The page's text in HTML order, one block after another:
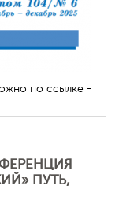
по ссылке -
ПУТЬ,